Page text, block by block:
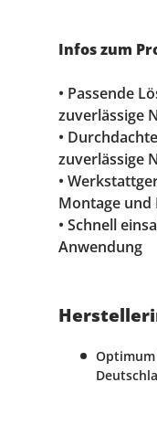
Infos zum
• Passende
zuverlässige
•
zuverlässige
•
Montage und
• Schnell
Anwendung
Optimum